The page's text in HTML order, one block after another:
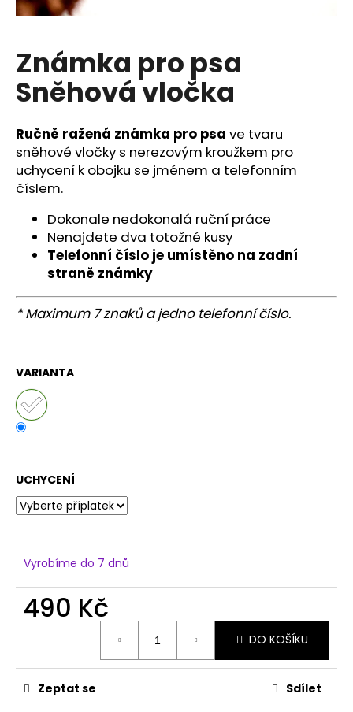
Známka pro psa
Sněhová vločka
Ručně ražená známka pro psa ve tvaru
sněhové vločky s nerezovým kroužkem pro
uchycení k obojku se jménem a telefonním
číslem.
Dokonale nedokonalá ruční práce
Nenajdete dva totožné kusy
Telefonní číslo je umístěno na zadní
straně známky
* Maximum 7 znaků a jedno telefonní číslo.
VARIANTA
UCHYCENÍ
Vyrobíme do 7 dnů
490 Kč
DO KOŠÍKU
Zeptat se Sdílet
a
í
t
?
HLEDAT
o
r
u
j
e
m